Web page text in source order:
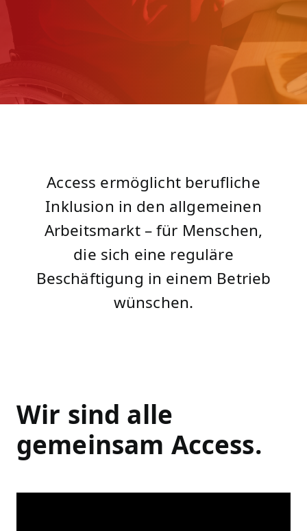
Access ermöglicht berufliche
Inklusion in den allgemeinen
Arbeitsmarkt – für Menschen,
die sich eine reguläre
Beschäftigung in einem Betrieb
wünschen.
Wir sind alle
gemeinsam Access.